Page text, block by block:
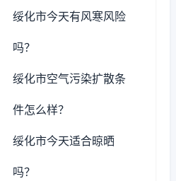
绥化市今天有风寒风险
吗？
绥化市空气污染扩散条
件怎么样？
绥化市今天适合晾晒
吗？